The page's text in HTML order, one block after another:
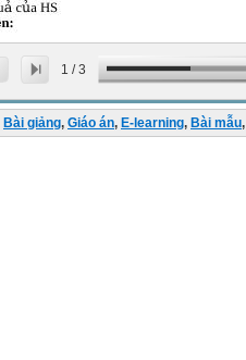
1 /3
Bài giảng, Giáo án, E-learning, Bài mẫu,